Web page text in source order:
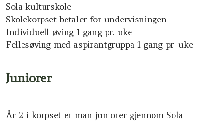
Sola kulturskole
Skolekorpset betaler for undervisningen
Individuell øving 1 gang pr. uke
Fellesøving med aspirantgruppa 1 gang pr. uke
Juniorer
År 2 i korpset er man juniorer gjennom Sola